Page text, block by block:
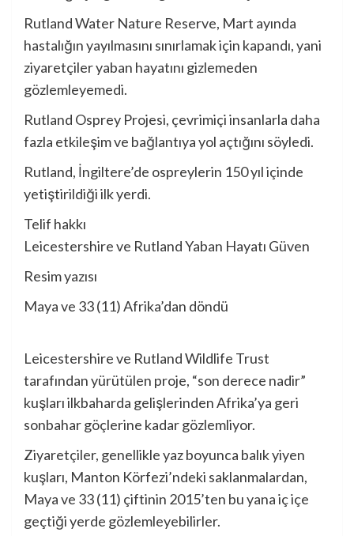
Rutland Water Nature Reserve, Mart ayında
hastalığın yayılmasını sınırlamak için kapandı, yani
ziyaretçiler yaban hayatını gizlemeden
gözlemleyemedi.
Rutland Osprey Projesi, çevrimiçi insanlarla daha
fazla etkileşim ve bağlantıya yol açtığını söyledi.
Rutland, İngiltere’de ospreylerin 150 yıl içinde
yetiştirildiği ilk yerdi.
Telif hakkı
Leicestershire ve Rutland Yaban Hayatı Güven
Resim yazısı
Maya ve 33 (11) Afrika’dan döndü
Leicestershire ve Rutland Wildlife Trust
tarafından yürütülen proje, “son derece nadir”
kuşları ilkbaharda gelişlerinden Afrika’ya geri
sonbahar göçlerine kadar gözlemliyor.
Ziyaretçiler, genellikle yaz boyunca balık yiyen
kuşları, Manton Körfezi’ndeki saklanmalardan,
Maya ve 33 (11) çiftinin 2015’ten bu yana iç içe
geçtiği yerde gözlemleyebilirler.